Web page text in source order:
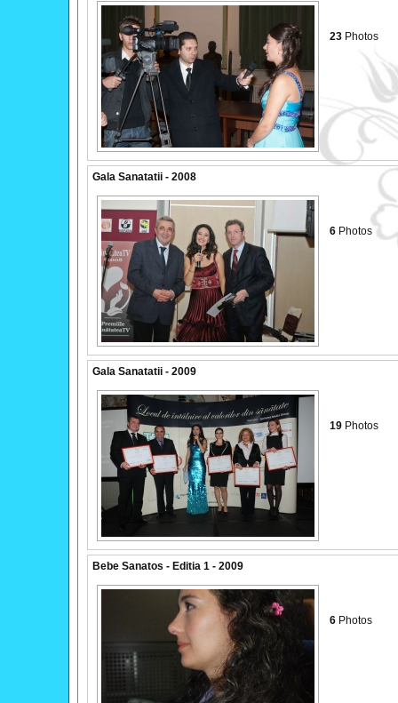
23 Photos
Gala Sanatatii - 2008
6 Photos
Gala Sanatatii - 2009
19 Photos
Bebe Sanatos - Editia 1 - 2009
6 Photos